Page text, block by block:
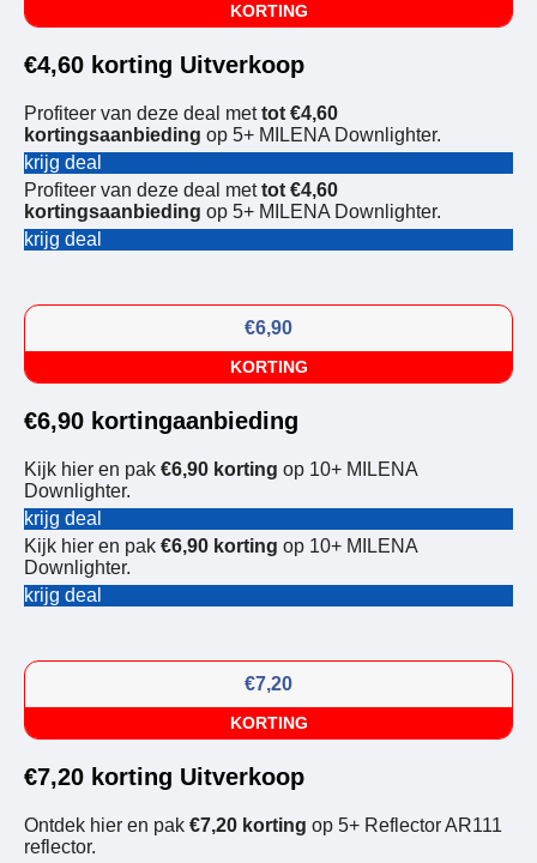
KORTING
€4,60 korting Uitverkoop
Profiteer van deze deal mettot €4,60
kortingsaanbieding op 5+ MILENA Downlighter.
krijg deal
Profiteer van deze deal mettot €4,60
kortingsaanbieding op 5+ MILENA Downlighter.
krijg deal
€6,90
KORTING
€6,90 kortingaanbieding
Kijk hier en pak €6,90 korting op 10+ MILENA
Downlighter.
krijg deal
Kijk hier en pak €6,90 korting op 10+ MILENA
Downlighter.
krijg deal
€7,20
KORTING
€7,20 korting Uitverkoop
Ontdek hier en pak €7,20 korting op 5+ Reflector AR111
reflector.